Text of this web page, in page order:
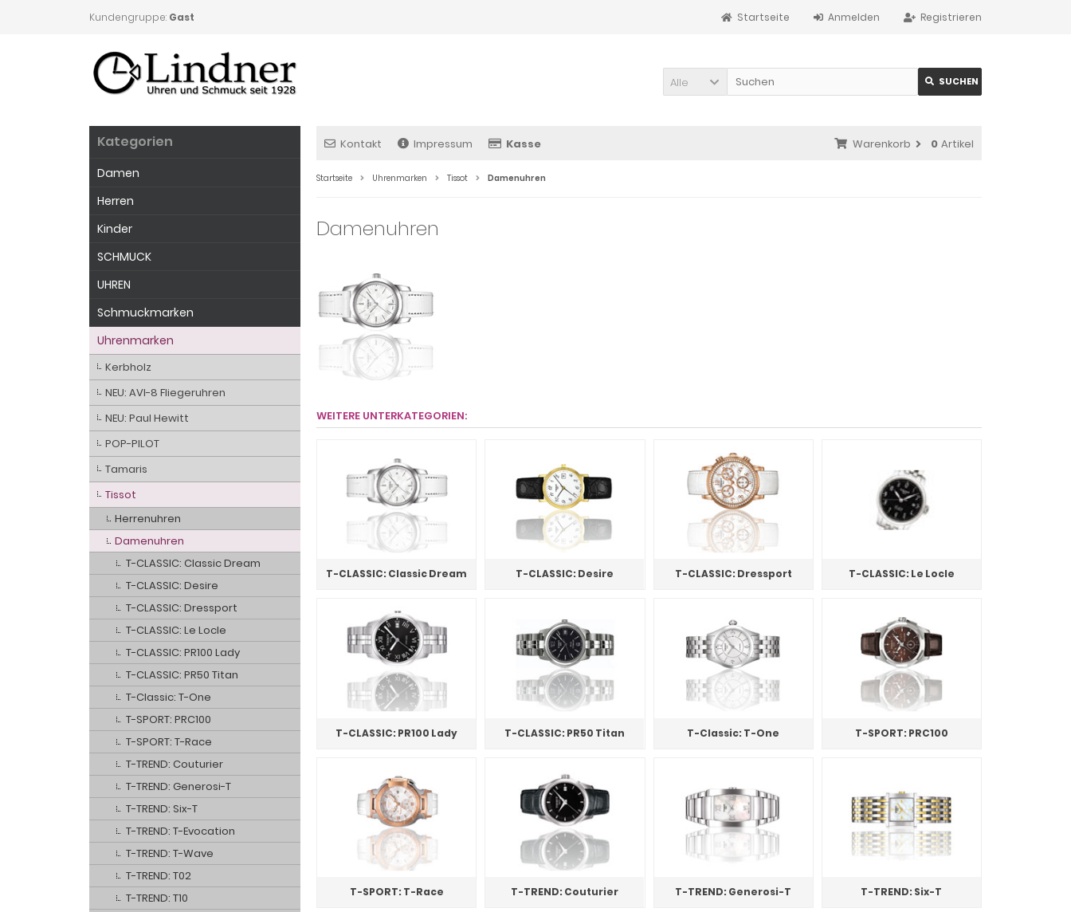
Kundengruppe: Gast Registrieren
Anmelden
Startseite
Alle SUCHEN
Kontakt Impressum Kasse Warenkorb 0 Artikel
Startseite Uhrenmarken Tissot Damenuhren
Damenuhren
WEITERE UNTERKATEGORIEN:
T-CLASSIC: Classic Dream T-CLASSIC: Desire T-CLASSIC: Dressport T-CLASSIC: Le Locle
T-CLASSIC: PR100 Lady T-CLASSIC: PR50 Titan T-Classic: T-One T-SPORT: PRC100
T-SPORT: T-Race T-TREND: Couturier T-TREND: Generosi-T T-TREND: Six-T
Kategorien
Damen
Herren
Kinder
SCHMUCK
UHREN
Schmuckmarken
Uhrenmarken
Kerbholz
NEU: AVI-8 Fliegeruhren
NEU: Paul Hewitt
POP-PILOT
Tamaris
Tissot
Herrenuhren
Damenuhren
T-CLASSIC: Classic Dream
T-CLASSIC: Desire
T-CLASSIC: Dressport
T-CLASSIC: Le Locle
T-CLASSIC: PR100 Lady
T-CLASSIC: PR50 Titan
T-Classic: T-One
T-SPORT: PRC100
T-SPORT: T-Race
T-TREND: Couturier
T-TREND: Generosi-T
T-TREND: Six-T
T-TREND: T-Evocation
T-TREND: T-Wave
T-TREND: T02
T-TREND: T10